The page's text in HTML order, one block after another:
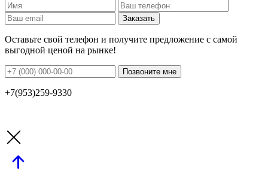
Заказать
Оставьте свой телефон и получите предложение с самой
выгодной ценой на рынке!
Позвоните мне
+7(953)259-9330